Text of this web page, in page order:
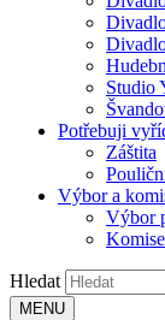
Studio
Potřebuji
Záštita
Výbor a
Výbor
Hledat
MENU